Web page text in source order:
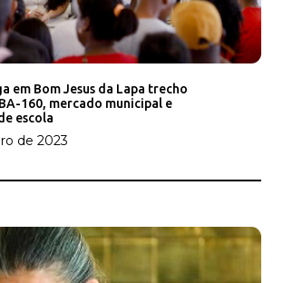
em Bom Jesus da Lapa trecho
160, mercado municipal e
escola
de 2023